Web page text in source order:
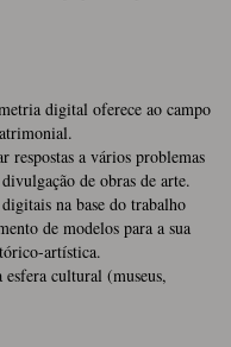
digital oferece ao campo
respostas a vários problemas
de obras de arte.
na base do trabalho
de modelos para a sua
artística.
esfera cultural (museus,